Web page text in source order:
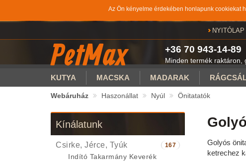
Az Ön kényelme érdekében honlapunk cookiekat
NYITÓLAP
PetMax +36 70 943-14-89
Minden termék raktáron,
KUTYA MACSKA MADARAK
Webáruház Haszonállat Nyúl Önitatatók
Kínálatunk
167
Csirke, Jérce, Tyúk
Indító Takarmány Keverék
Golyós
ketrechez